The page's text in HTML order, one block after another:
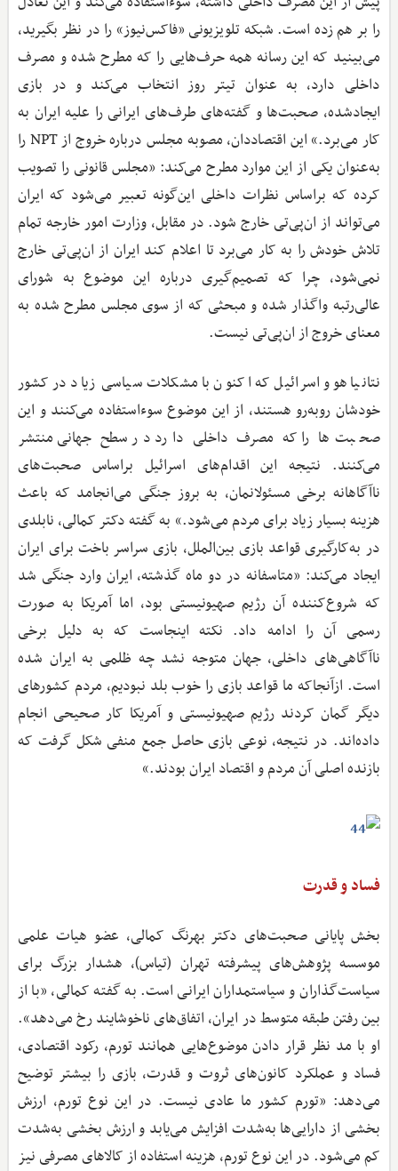
را بر هم زده است. شبکه تلویزیونی «فاکس‌نیوز» را در نظر بگیرید،
می‌بینید که این رسانه همه حرف‌هایی را که مطرح شده و مصرف
داخلی دارد، به عنوان تیتر روز انتخاب می‌کند و در بازی
ایجادشده، صحبت‌ها و گفته‌های طرف‌های ایرانی را علیه ایران به
کار می‌برد.» این اقتصاددان، مصوبه مجلس درباره خروج از NPT را
به‌عنوان یکی از این موارد مطرح می‌کند: «مجلس قانونی را تصویب
کرده که براساس نظرات داخلی این‌گونه تعبیر می‌شود که ایران
می‌تواند از ان‌پی‌تی خارج شود. در مقابل، وزارت امور خارجه تمام
تلاش خودش را به کار می‌برد تا اعلام کند ایران از ان‌پی‌تی خارج
نمی‌شود، چرا که تصمیم‌گیری درباره این موضوع به شورای
عالی‌رتبه واگذار شده و مبحثی که از سوی مجلس مطرح شده به
معنای خروج از ان‌پی‌تی نیست.
نتانیاهو و اسرائیل که اکنون با مشکلات سیاسی زیاد در کشور
خودشان روبه‌رو هستند، از این موضوع سوءاستفاده می‌کنند و این
صحبت‌ها را که مصرف داخلی دارد در سطح جهانی منتشر
می‌کنند. نتیجه این اقدام‌های اسرائیل براساس صحبت‌های
ناآگاهانه برخی مسئولانمان، به بروز جنگی می‌انجامد که باعث
هزینه بسیار زیاد برای مردم می‌شود.» به گفته دکتر کمالی، نابلدی
در به‌کارگیری قواعد بازی بین‌الملل، بازی سراسر باخت برای ایران
ایجاد می‌کند: «متاسفانه در دو ماه گذشته، ایران وارد جنگی شد
که شروع‌کننده آن رژیم صهیونیستی بود، اما آمریکا به صورت
رسمی آن را ادامه داد. نکته اینجاست که به دلیل برخی
ناآگاهی‌های داخلی، جهان متوجه نشد چه ظلمی به ایران شده
است. ازآنجا‌که ما قواعد بازی را خوب بلد نبودیم، مردم کشورهای
دیگر گمان کردند رژیم صهیونیستی و آمریکا کار صحیحی انجام
داده‌اند. در نتیجه، نوعی بازی حاصل جمع منفی شکل گرفت که
بازنده اصلی آن مردم و اقتصاد ایران بودند.»
فساد و قدرت
بخش پایانی صحبت‌های دکتر بهرنگ کمالی، عضو هیات علمی
موسسه پژوهش‌های پیشرفته تهران (تیاس)، هشدار بزرگ برای
سیاست‌گذاران و سیاستمداران ایرانی است. به گفته کمالی، «با از
بین رفتن طبقه متوسط در ایران، اتفاق‌های ناخوشایند رخ می‌دهد».
او با مد نظر قرار دادن موضوع‌هایی همانند تورم، رکود اقتصادی،
فساد و عملکرد کانون‌های ثروت و قدرت، بازی را بیشتر توضیح
می‌دهد: «تورم کشور ما عادی نیست. در این نوع تورم، ارزش
بخشی از دارایی‌ها به‌شدت افزایش می‌یابد و ارزش بخشی به‌شدت
کم می‌شود. در این نوع تورم، هزینه استفاده از کالاهای مصرفی نیز